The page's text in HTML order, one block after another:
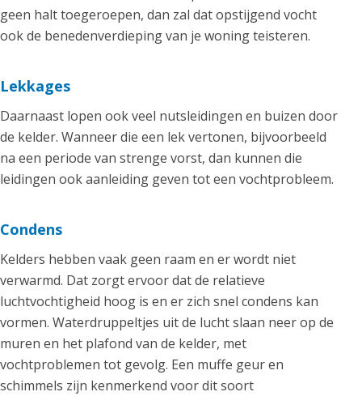
geen halt toegeroepen, dan zal dat opstijgend vocht
ook de benedenverdieping van je woning teisteren.
Lekkages
Daarnaast lopen ook veel nutsleidingen en buizen door
de kelder. Wanneer die een lek vertonen, bijvoorbeeld
na een periode van strenge vorst, dan kunnen die
leidingen ook aanleiding geven tot een vochtprobleem.
Condens
Kelders hebben vaak geen raam en er wordt niet
verwarmd. Dat zorgt ervoor dat de relatieve
luchtvochtigheid hoog is en er zich snel condens kan
vormen. Waterdruppeltjes uit de lucht slaan neer op de
muren en het plafond van de kelder, met
vochtproblemen tot gevolg. Een muffe geur en
schimmels zijn kenmerkend voor dit soort